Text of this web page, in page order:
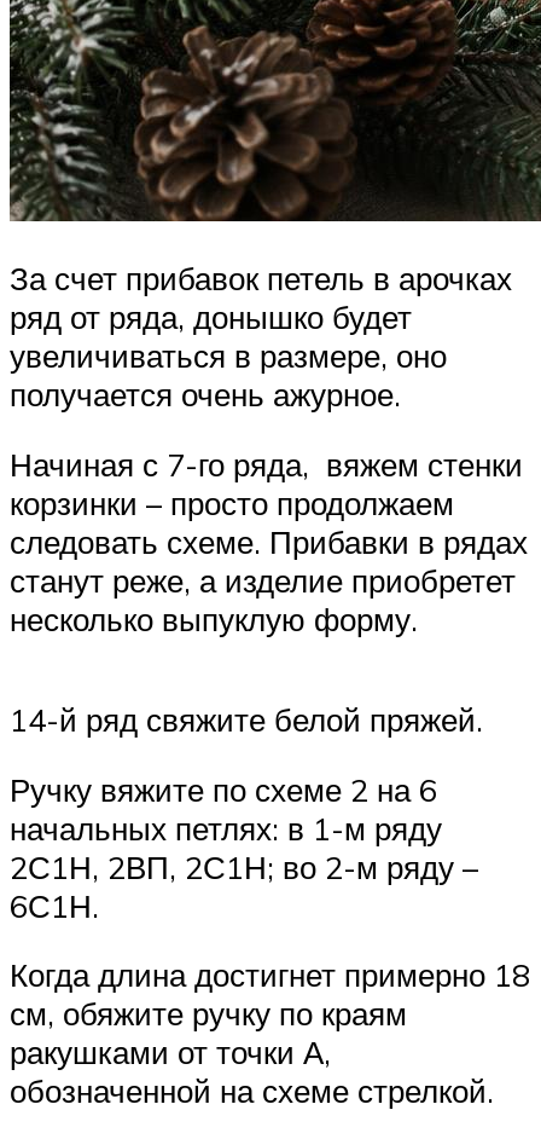
За счет прибавок петель в арочках
ряд от ряда, донышко будет
увеличиваться в размере, оно
получается очень ажурное.
Начиная с 7-го ряда, вяжем стенки
корзинки – просто продолжаем
следовать схеме. Прибавки в рядах
станут реже, а изделие приобретет
несколько выпуклую форму.
14-й ряд свяжите белой пряжей.
Ручку вяжите по схеме 2 на 6
начальных петлях: в 1-м ряду
2С1Н, 2ВП, 2С1Н; во 2-м ряду –
6С1Н.
Когда длина достигнет примерно 18
см, обяжите ручку по краям
ракушками от точки А,
обозначенной на схеме стрелкой.